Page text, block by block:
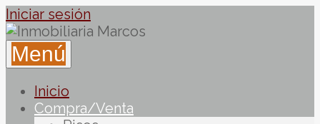
Iniciar sesión
Menú
Inicio
Compra/Venta